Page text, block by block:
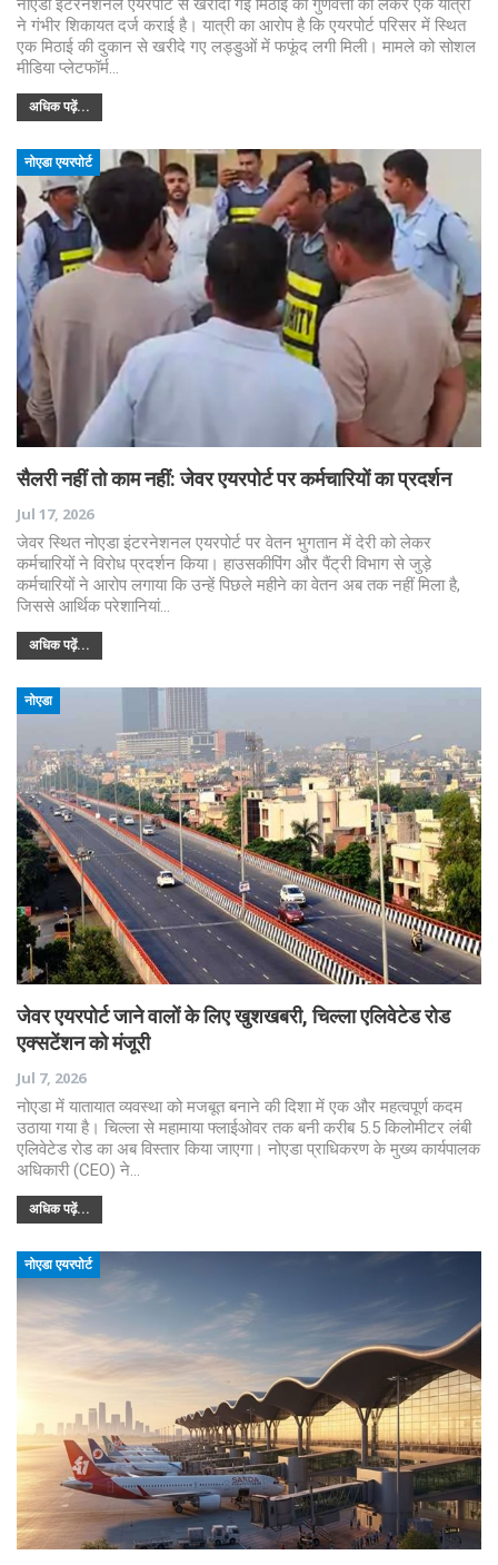
नोएडा इंटरनेशनल एयरपोर्ट से खरीदी गई मिठाई की गुणवत्ता को लेकर एक यात्री
ने गंभीर शिकायत दर्ज कराई है। यात्री का आरोप है कि एयरपोर्ट परिसर में स्थित
एक मिठाई की दुकान से खरीदे गए लड्डुओं में फफूंद लगी मिली। मामले को सोशल
मीडिया प्लेटफॉर्म…
अधिक पढ़ें...
नोएडा एयरपोर्ट
सैलरी नहीं तो काम नहीं: जेवर एयरपोर्ट पर कर्मचारियों का प्रदर्शन
Jul 17, 2026
जेवर स्थित नोएडा इंटरनेशनल एयरपोर्ट पर वेतन भुगतान में देरी को लेकर
कर्मचारियों ने विरोध प्रदर्शन किया। हाउसकीपिंग और पैंट्री विभाग से जुड़े
कर्मचारियों ने आरोप लगाया कि उन्हें पिछले महीने का वेतन अब तक नहीं मिला है,
जिससे आर्थिक परेशानियां…
अधिक पढ़ें...
नोएडा
जेवर एयरपोर्ट जाने वालों के लिए खुशखबरी, चिल्ला एलिवेटेड रोड
एक्सटेंशन को मंजूरी
Jul 7, 2026
नोएडा में यातायात व्यवस्था को मजबूत बनाने की दिशा में एक और महत्वपूर्ण कदम
उठाया गया है। चिल्ला से महामाया फ्लाईओवर तक बनी करीब 5.5 किलोमीटर लंबी
एलिवेटेड रोड का अब विस्तार किया जाएगा। नोएडा प्राधिकरण के मुख्य कार्यपालक
अधिकारी (CEO) ने…
अधिक पढ़ें...
नोएडा एयरपोर्ट